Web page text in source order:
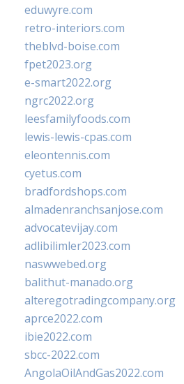
eduwyre.com
retro-interiors.com
theblvd-boise.com
fpet2023.org
e-smart2022.org
ngrc2022.org
leesfamilyfoods.com
lewis-lewis-cpas.com
eleontennis.com
cyetus.com
bradfordshops.com
almadenranchsanjose.com
advocatevijay.com
adlibilimler2023.com
naswwebed.org
balithut-manado.org
alteregotradingcompany.org
aprce2022.com
ibie2022.com
sbcc-2022.com
AngolaOilAndGas2022.com